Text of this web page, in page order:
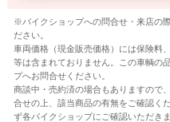
※バイクショップへの問合せ・来店の
ださい。
車両価格（現金販売価格）には保険料
等は含まれておりません。この車輌の
プへお問合せください。
商談中・売約済の場合もありますので
合せの上、該当商品の有無をご確認く
ず各バイクショップにご確認いただき